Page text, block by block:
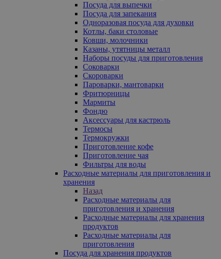
Посуда для выпечки
Посуда для запекания
Одноразовая посуда для духовки
Котлы, баки столовые
Ковши, молочники
Казаны, утятницы металл
Наборы посуды для приготовления
Соковарки
Скороварки
Пароварки, мантоварки
Фритюрницы
Мармиты
Фондю
Аксессуары для кастрюль
Термосы
Термокружки
Приготовление кофе
Приготовление чая
Фильтры для воды
Расходные материалы для приготовления и
хранения
Назад
Расходные материалы для
приготовления и хранения
Расходные материалы для хранения
продуктов
Расходные материалы для
приготовления
Посуда для хранения продуктов